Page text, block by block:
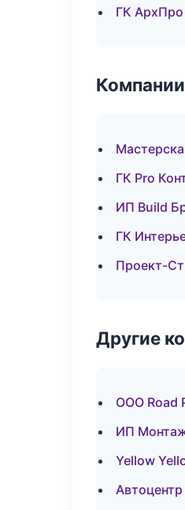
ГК
ГК Pro
ИП Build
ГК
Проект-
Другие
ООО Road
ИП
Yellow